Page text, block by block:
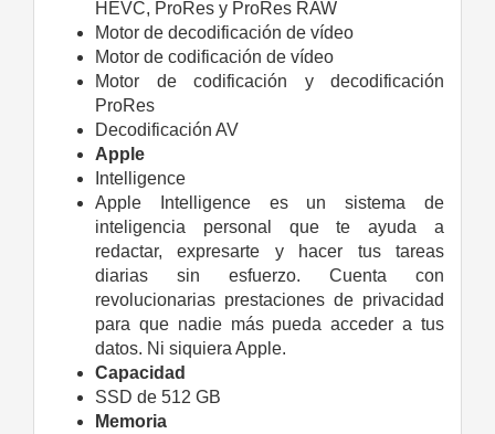
HEVC, ProRes y ProRes RAW
Motor de decodifi­cación de vídeo
Motor de codificación de vídeo
Motor de codificación y decodi­ficación
ProRes
Decodi­ficación AV
Apple
Intelligence
Apple Intelligence es un sistema de
inteligencia personal que te ayuda a
redactar, expresarte y hacer tus tareas
diarias sin esfuerzo. Cuenta con
revolucionarias prestaciones de privacidad
para que nadie más pueda acceder a tus
datos. Ni siquiera Apple.
Capacidad
SSD de 512 GB
Memoria